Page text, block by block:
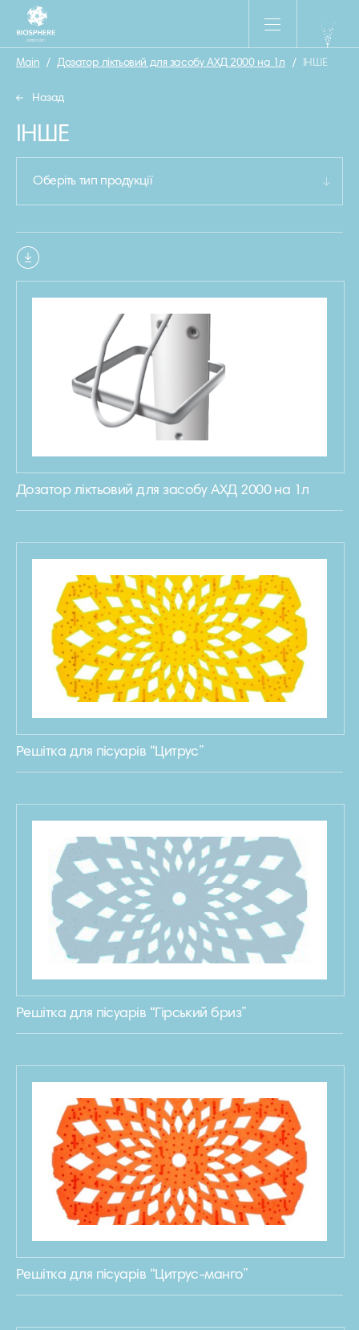
Main / Дозатор ліктьовий для засобу АХД 2000 на 1л / ІНШЕ
Назад
ІНШЕ
Оберіть тип продукції
Дозатор ліктьовий для засобу АХД 2000 на 1л
Решітка для пісуарів “Цитрус”
Решітка для пісуарів “Гірський бриз”
Решітка для пісуарів “Цитрус-манго”